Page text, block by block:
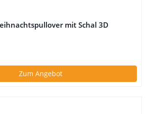
mit Schal 3D
Zum Angebot